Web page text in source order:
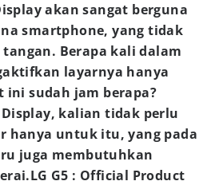
akan sangat berguna
smartphone, yang tidak
Berapa kali dalam
layarnya hanya
sudah jam berapa?
kalian tidak perlu
hanya untuk itu, yang pada
juga membutuhkan
G5 : Official Product